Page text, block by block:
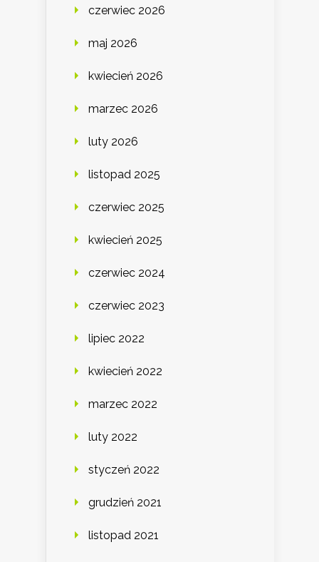
czerwiec 2026
maj 2026
kwiecień 2026
marzec 2026
luty 2026
listopad 2025
czerwiec 2025
kwiecień 2025
czerwiec 2024
czerwiec 2023
lipiec 2022
kwiecień 2022
marzec 2022
luty 2022
styczeń 2022
grudzień 2021
listopad 2021